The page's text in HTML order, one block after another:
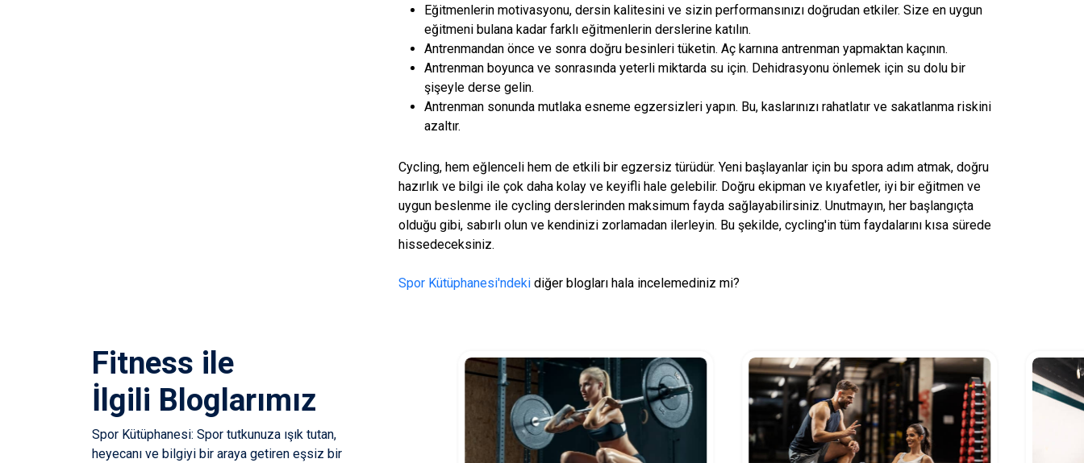
Eğitmenlerin motivasyonu, dersin kalitesini ve sizin performansınızı doğrudan etkiler. Size en uygun
eğitmeni bulana kadar farklı eğitmenlerin derslerine katılın.
Antrenmandan önce ve sonra doğru besinleri tüketin. Aç karnına antrenman yapmaktan kaçının.
Antrenman boyunca ve sonrasında yeterli miktarda su için. Dehidrasyonu önlemek için su dolu bir
şişeyle derse gelin.
Antrenman sonunda mutlaka esneme egzersizleri yapın. Bu, kaslarınızı rahatlatır ve sakatlanma riskini
azaltır.
Cycling, hem eğlenceli hem de etkili bir egzersiz türüdür. Yeni başlayanlar için bu spora adım atmak, doğru
hazırlık ve bilgi ile çok daha kolay ve keyifli hale gelebilir. Doğru ekipman ve kıyafetler, iyi bir eğitmen ve
uygun beslenme ile cycling derslerinden maksimum fayda sağlayabilirsiniz. Unutmayın, her başlangıçta
olduğu gibi, sabırlı olun ve kendinizi zorlamadan ilerleyin. Bu şekilde, cycling'in tüm faydalarını kısa sürede
hissedeceksiniz.
Spor Kütüphanesi'ndeki diğer blogları hala incelemediniz mi?
Fitness ile
İlgili Bloglarımız
Spor Kütüphanesi: Spor tutkunuza ışık tutan,
heyecanı ve bilgiyi bir araya getiren eşsiz bir